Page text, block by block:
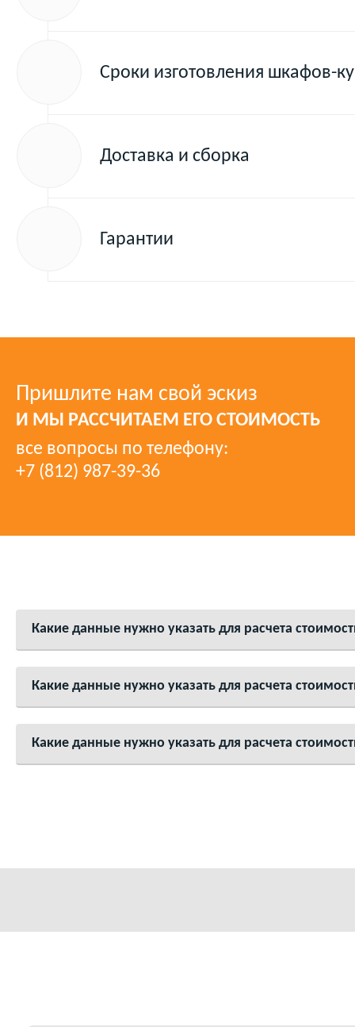
Сроки изготовления шкафов-
Доставка и сборка
Гарантии
Пришлите нам свой эскиз
И МЫ РАССЧИТАЕМ ЕГО СТОИМОСТЬ
все вопросы по телефону:
+7 (812) 987-39-36
Какие данные нужно указать для расчета
Какие данные нужно указать для расчета
Какие данные нужно указать для расчета